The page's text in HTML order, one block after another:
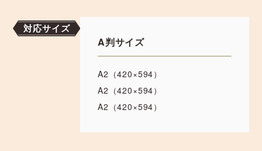
対応サイズ
A判サイズ
A2（420×594）
A2（420×594）
A2（420×594）